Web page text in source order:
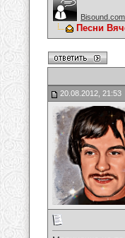
Песни
20.08.2012, 21:53